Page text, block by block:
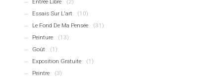
Entrée Libre
(2)
Essais Sur L'art
(10)
Le Fond De Ma Pensée
(31)
Peinture
(13)
Goût
(1)
Exposition Gratuite
(1)
Peintre
(3)